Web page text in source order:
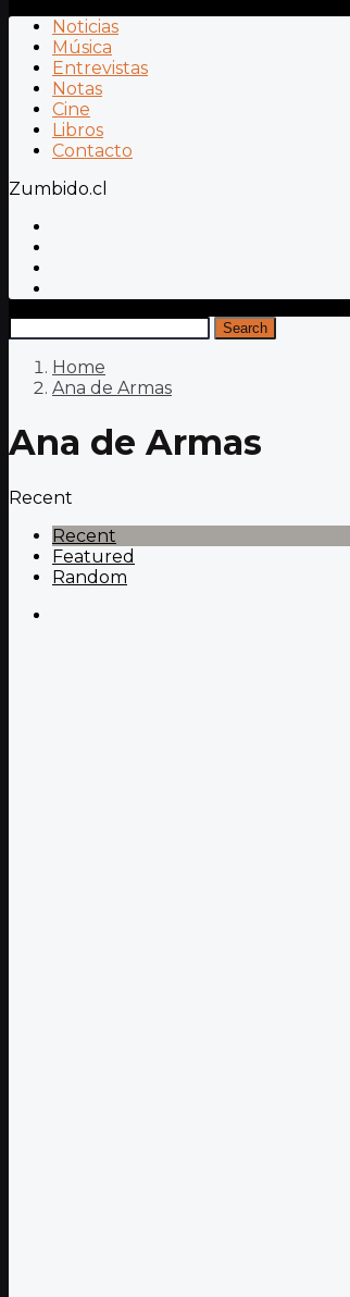
Noticias
Música
Entrevistas
Notas
Cine
Libros
Contacto
Zumbido.cl
Search
Home
Ana de Armas
Ana de Armas
Recent
Recent
Featured
Random